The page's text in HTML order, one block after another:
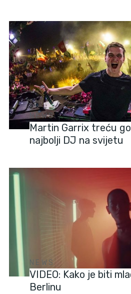
NEWS
Martin Garrix treću
najbolji DJ na svijetu
NEWS
VIDEO: Kako je biti
Berlinu